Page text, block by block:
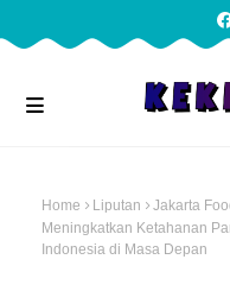
Home Liputan
Jakarta
Meningkatkan Ketahanan
Indonesia di Masa Depan